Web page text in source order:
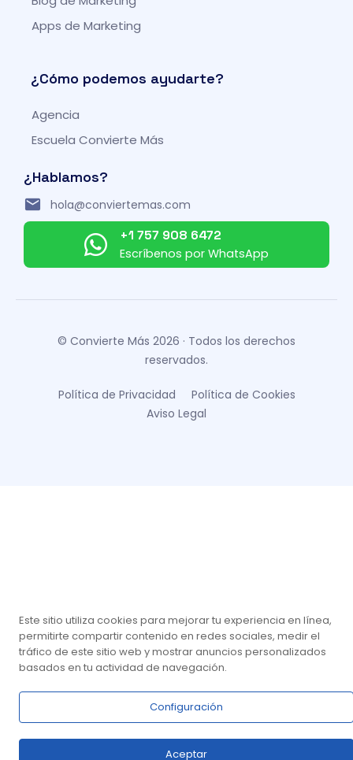
Apps de Marketing
¿Cómo podemos ayudarte?
Agencia
Escuela Convierte Más
¿Hablamos?
hola@conviertemas.com
+1 757 908 6472
Escríbenos por WhatsApp
© Convierte Más 2026 · Todos los derechos
reservados.
Política de Privacidad
Política de Cookies
Aviso Legal
Este sitio utiliza cookies para mejorar tu experiencia en línea,
permitirte compartir contenido en redes sociales, medir el
tráfico de este sitio web y mostrar anuncios personalizados
basados en tu actividad de navegación.
Configuración
Aceptar